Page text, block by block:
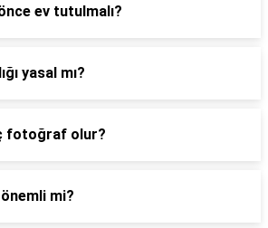
ev tutulmalı?
yasal mı?
fotoğraf olur?
mi?